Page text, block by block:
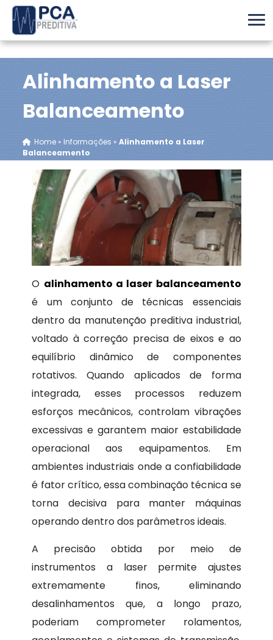
Alinhamento a Laser
Balanceamento
Home» Informações »Alinhamento a Laser
Balanceamento
O alinhamento a laser balanceamento
é um conjunto de técnicas essenciais
dentro da manutenção preditiva industrial,
voltado à correção precisa de eixos e ao
equilíbrio dinâmico de componentes
rotativos. Quando aplicados de forma
integrada, esses processos reduzem
esforços mecânicos, controlam vibrações
excessivas e garantem maior estabilidade
operacional aos equipamentos. Em
ambientes industriais onde a confiabilidade
é fator crítico, essa combinação técnica se
torna decisiva para manter máquinas
operando dentro dos parâmetros ideais.
A precisão obtida por meio de
instrumentos a laser permite ajustes
extremamente finos, eliminando
desalinhamentos que, a longo prazo,
poderiam comprometer rolamentos,